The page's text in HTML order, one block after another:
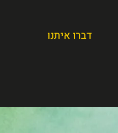
דברו איתנו